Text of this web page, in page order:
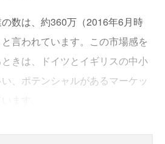
数は、約360万（2016年6月時
言われています。この市場感を
きは、ドイツとイギリスの中小
、ポテンシャルがあるマーケッ